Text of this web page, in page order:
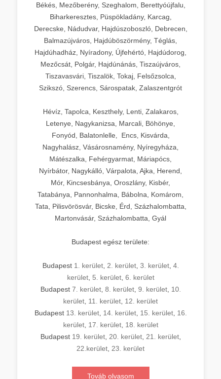
Békés, Mezőberény, Szeghalom, Berettyóújfalu,
Biharkeresztes, Püspökladány, Karcag,
Derecske, Nádudvar, Hajdúszoboszló, Debrecen,
Balmazújváros, Hajdúböszörmény, Téglás,
Hajdúhadház, Nyíradony, Újfehértó, Hajdúdorog,
Mezőcsát, Polgár, Hajdúnánás, Tiszaújváros,
Tiszavasvári, Tiszalök, Tokaj, Felsőzsolca,
Szikszó, Szerencs, Sárospatak, Zalaszentgrót
Hévíz, Tapolca, Keszthely, Lenti, Zalakaros,
Letenye, Nagykanizsa, Marcali, Böhönye,
Fonyód, Balatonlelle, Encs, Kisvárda,
Nagyhalász, Vásárosnamény, Nyíregyháza,
Mátészalka, Fehérgyarmat, Máriapócs,
Nyírbátor, Nagykálló, Várpalota, Ajka, Herend,
Mór, Kincsesbánya, Oroszlány, Kisbér,
Tatabánya, Pannonhalma, Bábolna, Komárom,
Tata, Pilisvörösvár, Bicske, Érd, Százhalombatta,
Martonvásár, Százhalombatta, Gyál
Budapest egész területe:
Budapest 1. kerület, 2. kerület, 3. kerület, 4.
kerület, 5. kerület, 6. kerület
Budapest 7. kerület, 8. kerület, 9. kerület, 10.
kerület 11. kerület 12. kerület
Budapest 13. kerület, 14. kerület, 15. kerület, 16.
kerület, 17. kerület, 18. kerület
Budapest 19. kerület, 20. kerület, 21. kerület,
22.kerület 23. kerület
Továb olvasom